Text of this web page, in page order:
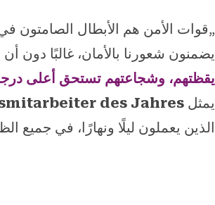
„قوات الأمن هم الأبطال الصامتون في
يضمنون شعورنا بالأمان، غالبًا دون
يقظتهم، وشجاعتهم تستحق أعلى
يمثل des Jahres
الذين يعملون ليلًا ونهارًا، في جميع